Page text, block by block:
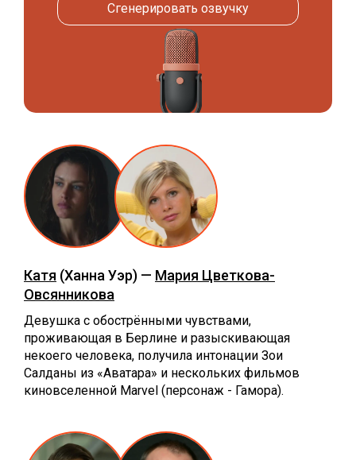
Сгенерировать озвучку
Катя (Ханна Уэр) — Мария Цветкова-
Овсянникова
Девушка с обострёнными чувствами,
проживающая в Берлине и разыскивающая
некоего человека, получила интонации Зои
Салданы из «Аватара» и нескольких фильмов
киновселенной Marvel (персонаж - Гамора).